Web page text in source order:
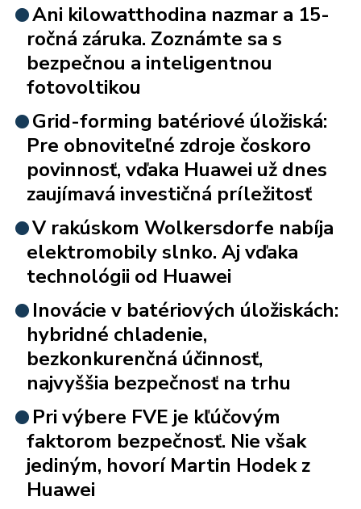
Ani kilowatthodina nazmar a 15-
ročná záruka. Zoznámte sa s
bezpečnou a inteligentnou
fotovoltikou
Grid-forming batériové úložiská:
Pre obnoviteľné zdroje čoskoro
povinnosť, vďaka Huawei už dnes
zaujímavá investičná príležitosť
V rakúskom Wolkersdorfe nabíja
elektromobily slnko. Aj vďaka
technológii od Huawei
Inovácie v batériových úložiskách:
hybridné chladenie,
bezkonkurenčná účinnosť,
najvyššia bezpečnosť na trhu
Pri výbere FVE je kľúčovým
faktorom bezpečnosť. Nie však
jediným, hovorí Martin Hodek z
Huawei